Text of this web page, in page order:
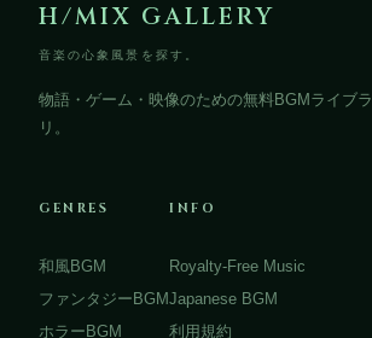
H/MIX GALLERY
音楽の心象風景を探す。
物語・ゲーム・映像のための無料BGMライブラ
リ。
GENRES
和風BGM
ファンタジーBGM
ホラーBGM
INFO
Royalty-Free Music
Japanese BGM
利用規約